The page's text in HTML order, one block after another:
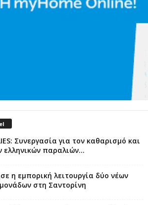
Συνεργασία για τον καθαρισμό και
παραλιών...
η εμπορική λειτουργία δύο νέων
στη Σαντορίνη